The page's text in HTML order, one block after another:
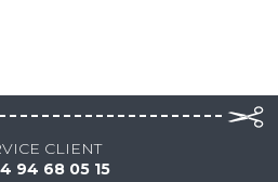
CLIENT
94 68 05 15